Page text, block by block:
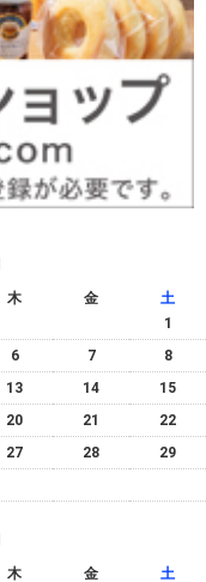
木 金
土
1
6 7
8
13 14
15
20 21
22
27 28
29
木 金 土